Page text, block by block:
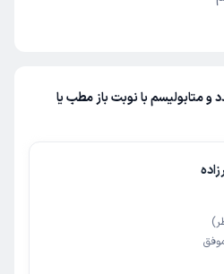
با نوبت باز مطب یا